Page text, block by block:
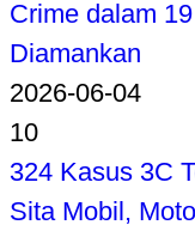
Crime dalam
Diamankan
2026-06-04
10
324 Kasus 3C
Sita Mobil,